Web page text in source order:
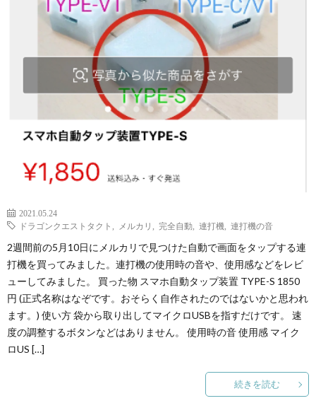
2021.05.24
ドラゴンクエストタクト
メルカリ 完全自動 連打機 連打機の音
2週間前の5月10日にメルカリで見つけた自動で画面をタップする連
打機を買ってみました。連打機の使用時の音や、使用感などをレビ
ューしてみました。 買った物 スマホ自動タップ装置 TYPE-S 1850
円 (正式名称はなぞです。おそらく自作されたのではないかと思われ
ます。) 使い方 袋から取り出してマイクロUSBを指すだけです。 速
度の調整するボタンなどはありません。 使用時の音 使用感 マイク
ロUS […]
続きを読む